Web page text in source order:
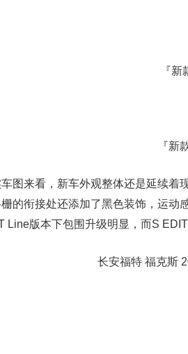
『
『新
图来看，新车外观整体还是延续着
的衔接处还添加了黑色装饰，运动
Line版本下包围升级明显，而S